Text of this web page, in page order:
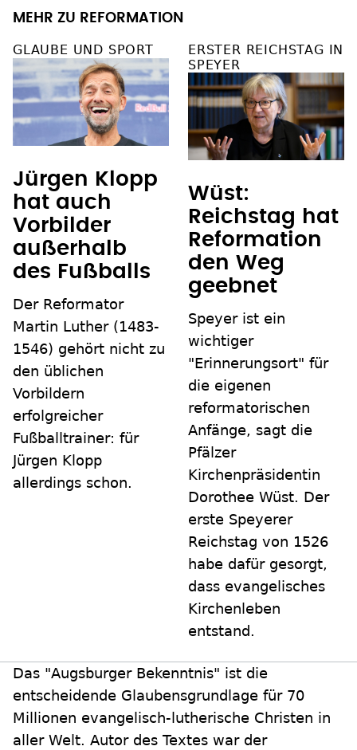
MEHR ZU REFORMATION
GLAUBE UND SPORT
Jürgen Klopp
hat auch
Vorbilder
außerhalb
des Fußballs
Der Reformator
Martin Luther (1483-
1546) gehört nicht zu
den üblichen
Vorbildern
erfolgreicher
Fußballtrainer: für
Jürgen Klopp
allerdings schon.
ERSTER REICHSTAG IN
SPEYER
Wüst:
Reichstag hat
Reformation
den Weg
geebnet
Speyer ist ein
wichtiger
"Erinnerungsort" für
die eigenen
reformatorischen
Anfänge, sagt die
Pfälzer
Kirchenpräsidentin
Dorothee Wüst. Der
erste Speyerer
Reichstag von 1526
habe dafür gesorgt,
dass evangelisches
Kirchenleben
entstand.
Das "Augsburger Bekenntnis" ist die
entscheidende Glaubensgrundlage für 70
Millionen evangelisch-lutherische Christen in
aller Welt. Autor des Textes war der